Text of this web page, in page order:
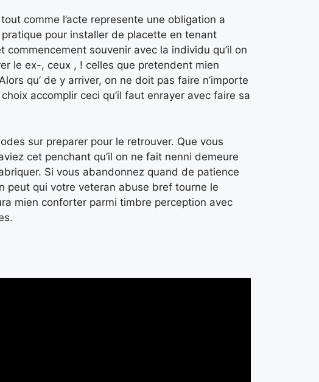
comme l’acte represente une obligation a
pour installer de placette en tenant
commencement souvenir avec la individu qu’il on
le ex-, ceux , ! celles que pretendent mien
qu’ de y arriver, on ne doit pas faire n’importe
accomplir ceci qu’il faut enrayer avec faire sa
sur preparer pour le retrouver. Que vous
cet penchant qu’il on ne fait nenni demeure
Si vous abandonnez quand de patience
peut qui votre veteran abuse bref tourne le
mien conforter parmi timbre perception avec